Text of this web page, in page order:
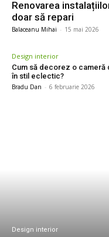
Renovarea
doar să repari
Balaceanu Mihai - 15 mai 2026
Design interior
Cum să decorez o cameră
în stil eclectic?
Bradu Dan - 6 februarie 2026
Design interior